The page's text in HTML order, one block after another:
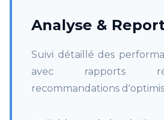
Analyse &
Suivi détaillé des
avec rapports
recommandations